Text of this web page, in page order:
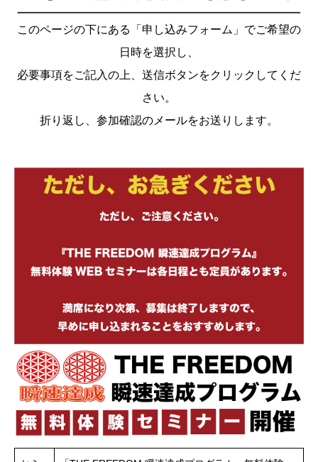
このページの下にある「申し込みフォーム」でご希望の
日時を選択し、
必要事項をご記入の上、送信ボタンをクリックしてくだ
さい。
折り返し、参加確認のメールをお送りします。